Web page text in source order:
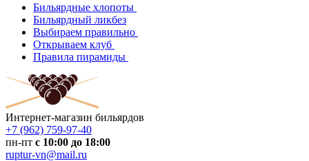
Бильярдные хлопоты
Бильярдный ликбез
Выбираем правильно
Открываем клуб
Правила пирамиды
Интернет-магазин бильярдов
+7 (962) 759-97-40
пн-пт с 10:00 до 18:00
ruptur-vn@mail.ru